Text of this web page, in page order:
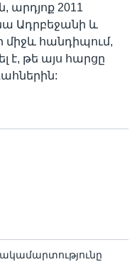
2011
Ադրբեջանի և
հանդիպում,
է, թե այս հարցը